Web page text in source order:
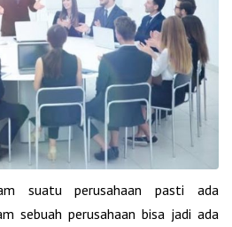
suatu perusahaan pasti ada
sebuah perusahaan bisa jadi ada